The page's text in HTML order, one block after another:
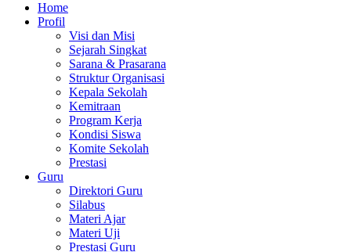
Home
Profil
Visi dan Misi
Sejarah Singkat
Sarana & Prasarana
Struktur Organisasi
Kepala Sekolah
Kemitraan
Program Kerja
Kondisi Siswa
Komite Sekolah
Prestasi
Guru
Direktori Guru
Silabus
Materi Ajar
Materi Uji
Prestasi Guru